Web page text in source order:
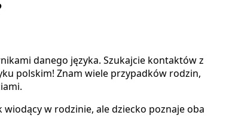
danego języka. Szukajcie kontaktów z
polskim! Znam wiele przypadków rodzin,
w rodzinie, ale dziecko poznaje oba